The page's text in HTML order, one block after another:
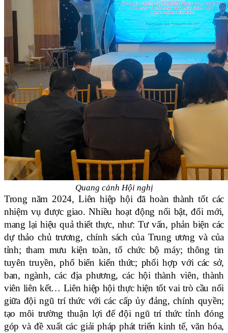
Quang cảnh Hội nghị
Trong năm 2024, Liên hiệp hội đã hoàn thành tốt các
nhiệm vụ được giao. Nhiều hoạt động nổi bật, đổi mới,
mang lại hiệu quả thiết thực, như: Tư vấn, phản biện các
dự thảo chủ trương, chính sách của Trung ương và của
tỉnh; tham mưu kiện toàn, tổ chức bộ máy; thông tin
tuyên truyền, phổ biến kiến thức; phối hợp với các sở,
ban, ngành, các địa phương, các hội thành viên, thành
viên liên kết… Liên hiệp hội thực hiện tốt vai trò cầu nối
giữa đội ngũ trí thức với các cấp ủy đảng, chính quyền;
tạo môi trường thuận lợi để đội ngũ trí thức tỉnh đóng
góp và đề xuất các giải pháp phát triển kinh tế, văn hóa,